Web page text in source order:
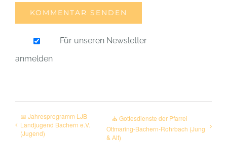
Für unseren Newsletter
anmelden
📅 Jahresprogramm LJB
Landjugend Bachern e.V.
(Jugend)
⛪ Gottesdienste der Pfarrei
Ottmaring-Bachern-Rohrbach (Jung
& Alt)